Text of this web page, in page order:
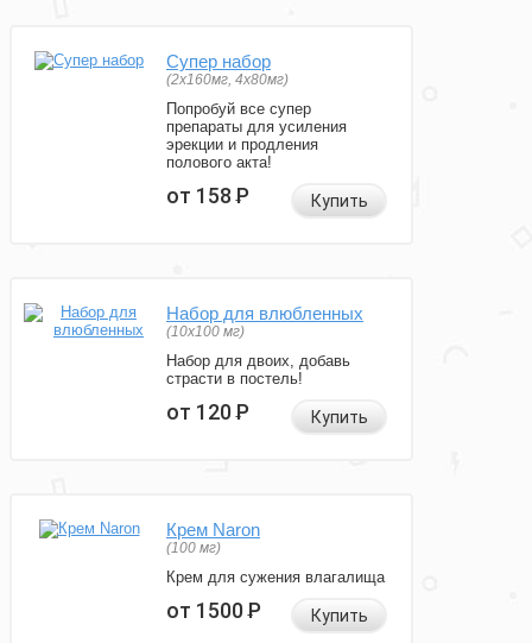
Супер набор
(2х160мг, 4х80мг)
Попробуй все супер
препараты для усиления
эрекции и продления
полового акта!
от 158Р Купить
Набор для влюбленных
(10х100 мг)
Набор для двоих, добавь
страсти в постель!
от 120Р Купить
Крем Naron
(100 мг)
Крем для сужения влагалища
от 1500Р Купить